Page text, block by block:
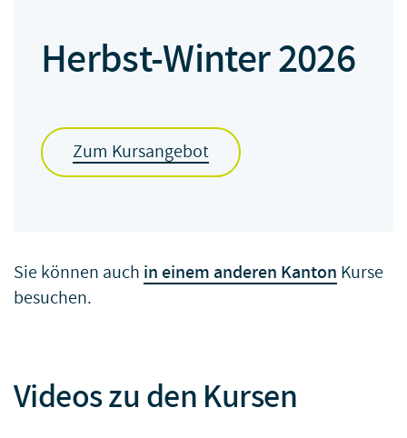
Herbst-Winter 2026
Zum Kursangebot
Sie können auch in einem anderen Kanton Kurse
besuchen.
Videos zu den Kursen